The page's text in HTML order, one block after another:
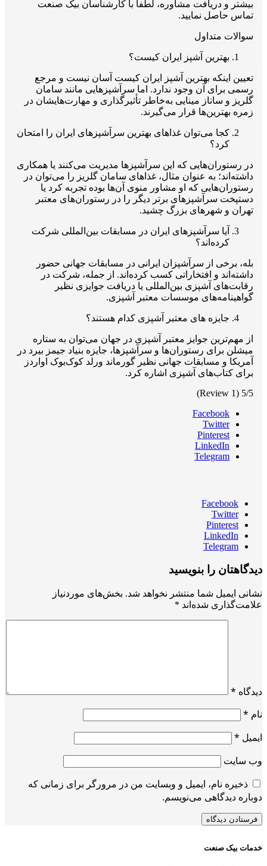
بیشتر و دریافت مشاوره، لطفاً با کارشناسان بیک صنعت
تماس حاصل نمایید.
سوالات متداول
بهترین آشپز ایران کیست؟
تعیین اینکه بهترین آشپز ایران کیست آسان نیست و مرجع
رسمی برای آن وجود ندارد. اما سرآشپزهایی مانند سامان
گلریز و ساناز مینایی به‌خاطر تأثیرگذاری و مهارت‌هایشان در
زمره بهترین‌ها قرار می‌گیرند.
کجا می‌توان غذاهای بهترین سرآشپزهای ایران را امتحان
کرد؟
در رستوران‌هایی که این سرآشپزها مدیریت می‌کنند یا همکاری
داشته‌اند؛ به عنوان مثال، غذاهای سامان گلریز را می‌توان در
رستوران‌هایی که او مشاور منوی آن‌ها بوده تجربه کرد یا
دستپخت سرآشپزهای برتر دیگر را در رستوران‌های معتبر
تهران و شهرهای بزرگ چشید.
آیا سرآشپزهای ایران در مسابقات بین‌المللی شرکت
کرده‌اند؟
بله، برخی از سرآشپزان ایرانی در مسابقات جهانی حضور
داشته‌اند و افتخاراتی کسب کرده‌اند. از جمله، شرکت در
رقابت‌های آشپزی بین‌المللی یا دریافت جوایزی نظیر
گواهینامه‌های موسسات معتبر آشپزی.
جایزه های معتبر آشپزی کدام هستند؟
از مهم‌ترین جوایز معتبر آشپزی در جهان می‌توان به ستاره
میشلن برای رستوران‌ها و سرآشپزها، جایزه بنیاد جیمز بیرد در
آمریکا و مسابقات جهانی نظیر گورماند ورلد کوک‌بوک اواردز
برای کتاب‌های آشپزی اشاره کرد.
5/5
(1 Review)
Facebook
Twitter
Pinterest
LinkedIn
Telegram
Facebook
Twitter
Pinterest
LinkedIn
Telegram
دیدگاهتان را بنویسید
نشانی ایمیل شما منتشر نخواهد شد. بخش‌های موردنیاز
علامت‌گذاری شده‌اند *
دیدگاه *
نام *
ایمیل *
وب‌ سایت
ذخیره نام، ایمیل و وبسایت من در مرورگر برای زمانی که
دوباره دیدگاهی می‌نویسم.
خدمات بیک صنعت